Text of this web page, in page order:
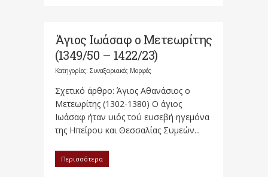
Άγιος Ιωάσαφ ο Μετεωρίτης
(1349/50 – 1422/23)
Κατηγορίες: Συναξαριακές Μορφές
Σχετικό άρθρο: Άγιος Αθανάσιος ο
Μετεωρίτης (1302-1380) Ο άγιος
Ιωάσαφ ήταν υιός τού ευσεβή ηγεμόνα
της Ηπείρου και Θεσσαλίας Συμεών...
Περισσότερα